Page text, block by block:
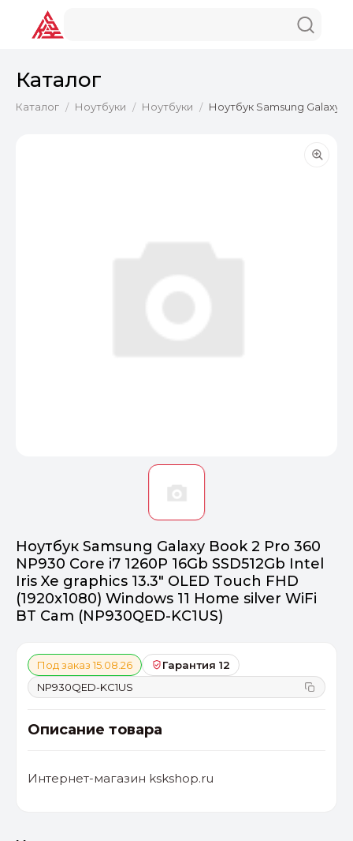
Каталог
Каталог / Ноутбуки / Ноутбуки / Ноутбук Samsung Galaxy
Ноутбук Samsung Galaxy Book 2 Pro 360
NP930 Core i7 1260P 16Gb SSD512Gb Intel
Iris Xe graphics 13.3" OLED Touch FHD
(1920x1080) Windows 11 Home silver WiFi
BT Cam (NP930QED-KC1US)
Под заказ 15.08.26
Гарантия 12
NP930QED-KC1US
Описание товара
Интернет-магазин kskshop.ru